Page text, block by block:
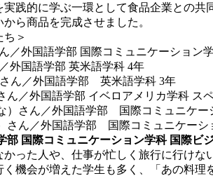
践的に学ぶ一環として食品企業との
ら商品を完成させました。
＞
外国語学部 国際コミュニケーション
国語学部 英米語学科 4年
／外国語学部 英米語学科 3年
外国語学部 イベロアメリカ学科 ス
さん／外国語学部 国際コミュニケー
ん／外国語学部 国際コミュニケーシ
部 国際コミュニケーション学科 国際ビ
った人や、仕事が忙しく旅行に行け
機会が増えた学生も多く、「あの料